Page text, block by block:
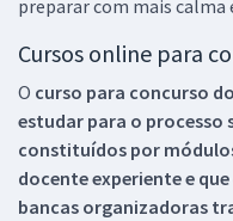
preparar com mais calma
Cursos online para
O curso para concurso
estudar para o processo
constituídos por
docente experiente e
bancas organizadoras